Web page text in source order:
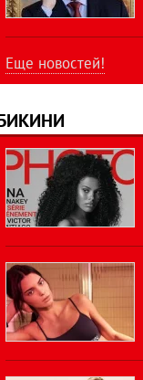
Еще новостей!